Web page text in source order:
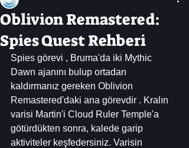
Black Desert
Dizi-Film Haberleri
Oblivion Remastered:
Spies Quest Rehberi
Spies görevi , Bruma'da iki Mythic
Dawn ajanını bulup ortadan
kaldırmanız gereken Oblivion
Remastered'daki ana görevdir . Kralın
varisi Martin'i Cloud Ruler Temple'a
götürdükten sonra, kalede garip
aktiviteler keşfedersiniz. Varisin